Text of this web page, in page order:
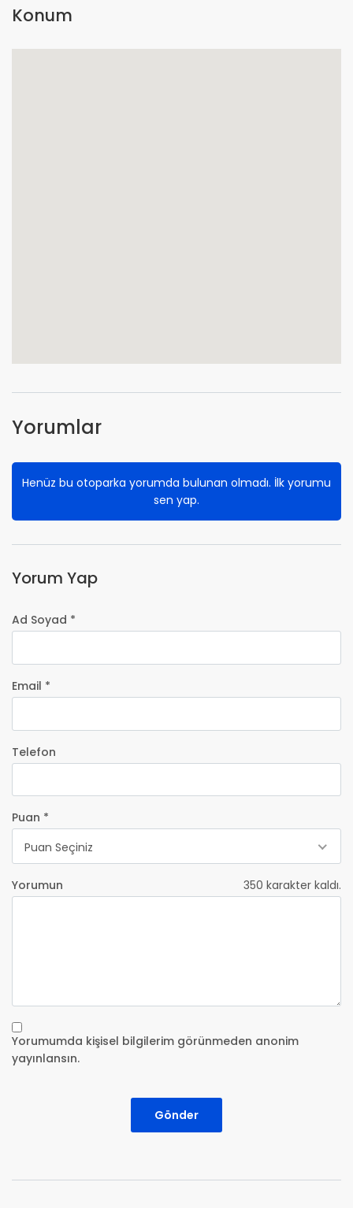
Konum
Yorumlar
Henüz bu otoparka yorumda bulunan olmadı. İlk yorumu
sen yap.
Yorum Yap
Ad Soyad *
Email *
Telefon
Puan *
Puan Seçiniz
Yorumun 350 karakter kaldı.
Yorumumda kişisel bilgilerim görünmeden anonim
yayınlansın.
Gönder